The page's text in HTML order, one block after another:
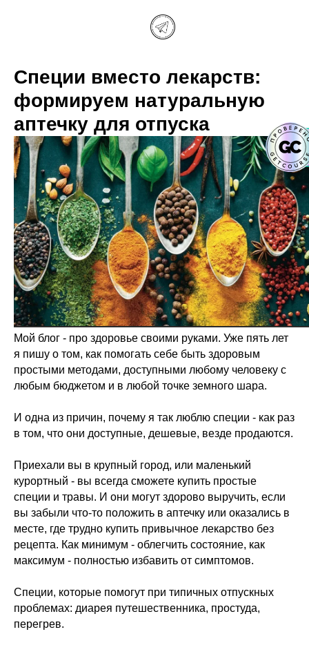
Специи вместо лекарств:
формируем натуральную
аптечку для отпуска
Мой блог - про здоровье своими руками. Уже пять лет
я пишу о том, как помогать себе быть здоровым
простыми методами, доступными любому человеку с
любым бюджетом и в любой точке земного шара.
И одна из причин, почему я так люблю специи - как раз
в том, что они доступные, дешевые, везде продаются.
Приехали вы в крупный город, или маленький
курортный - вы всегда сможете купить простые
специи и травы. И они могут здорово выручить, если
вы забыли что-то положить в аптечку или оказались в
месте, где трудно купить привычное лекарство без
рецепта. Как минимум - облегчить состояние, как
максимум - полностью избавить от симптомов.
Специи, которые помогут при типичных отпускных
проблемах: диарея путешественника, простуда,
перегрев.